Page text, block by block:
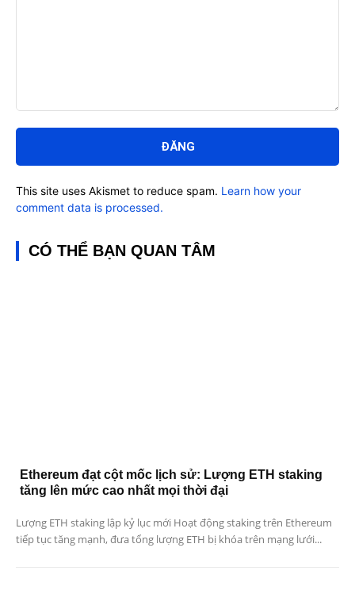
luận:
This site uses Akismet to reduce spam. Learn how your
comment data is processed.
CÓ THỂ BẠN QUAN TÂM
Ethereum đạt cột mốc lịch sử: Lượng ETH staking
tăng lên mức cao nhất mọi thời đại
Lượng ETH staking lập kỷ lục mới Hoạt động staking trên Ethereum
tiếp tục tăng mạnh, đưa tổng lượng ETH bị khóa trên mạng lưới...